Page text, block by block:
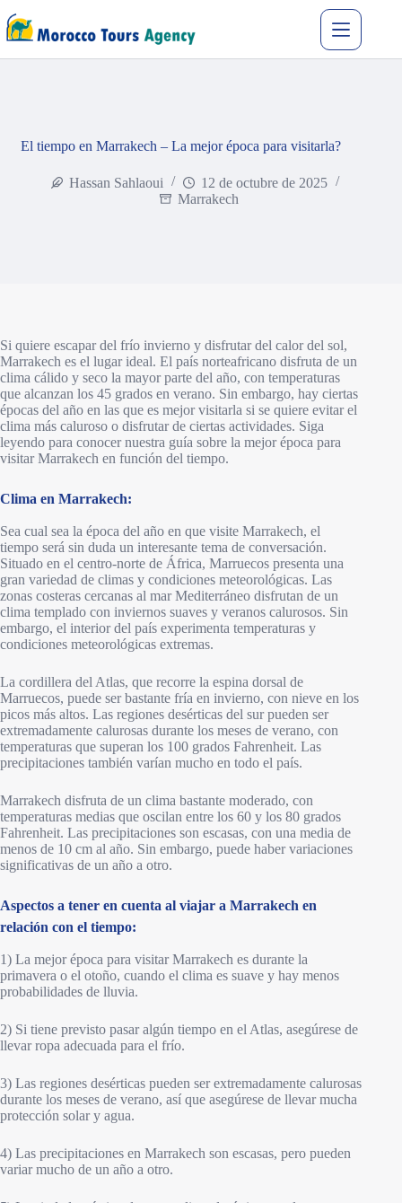
El tiempo en Marrakech – La mejor época para visitarla?
Hassan Sahlaoui
12 de octubre de 2025
Marrakech
Si quiere escapar del frío invierno y disfrutar del calor del sol,
Marrakech es el lugar ideal. El país norteafricano disfruta de un
clima cálido y seco la mayor parte del año, con temperaturas
que alcanzan los 45 grados en verano. Sin embargo, hay ciertas
épocas del año en las que es mejor visitarla si se quiere evitar el
clima más caluroso o disfrutar de ciertas actividades. Siga
leyendo para conocer nuestra guía sobre la mejor época para
visitar Marrakech en función del tiempo.
Clima en Marrakech:
Sea cual sea la época del año en que visite Marrakech, el
tiempo será sin duda un interesante tema de conversación.
Situado en el centro-norte de África, Marruecos presenta una
gran variedad de climas y condiciones meteorológicas. Las
zonas costeras cercanas al mar Mediterráneo disfrutan de un
clima templado con inviernos suaves y veranos calurosos. Sin
embargo, el interior del país experimenta temperaturas y
condiciones meteorológicas extremas.
La cordillera del Atlas, que recorre la espina dorsal de
Marruecos, puede ser bastante fría en invierno, con nieve en los
picos más altos. Las regiones desérticas del sur pueden ser
extremadamente calurosas durante los meses de verano, con
temperaturas que superan los 100 grados Fahrenheit. Las
precipitaciones también varían mucho en todo el país.
Marrakech disfruta de un clima bastante moderado, con
temperaturas medias que oscilan entre los 60 y los 80 grados
Fahrenheit. Las precipitaciones son escasas, con una media de
menos de 10 cm al año. Sin embargo, puede haber variaciones
significativas de un año a otro.
Aspectos a tener en cuenta al viajar a Marrakech en
relación con el tiempo:
1) La mejor época para visitar Marrakech es durante la
primavera o el otoño, cuando el clima es suave y hay menos
probabilidades de lluvia.
2) Si tiene previsto pasar algún tiempo en el Atlas, asegúrese de
llevar ropa adecuada para el frío.
3) Las regiones desérticas pueden ser extremadamente calurosas
durante los meses de verano, así que asegúrese de llevar mucha
protección solar y agua.
4) Las precipitaciones en Marrakech son escasas, pero pueden
variar mucho de un año a otro.